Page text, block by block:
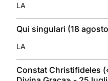
LA
Qui singulari (18
LA
Constat Christifideles